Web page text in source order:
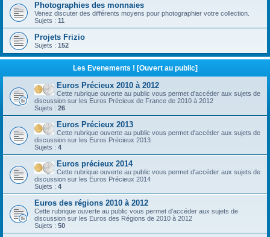
Photographies des monnaies
Venez discuter des différents moyens pour photographier votre collection.
Sujets : 11
Projets Frizio
Sujets : 152
Les Evenements ! [Ouvert au public]
Euros Précieux 2010 à 2012
Cette rubrique ouverte au public vous permet d'accéder aux sujets de
discussion sur les Euros Précieux de France de 2010 à 2012
Sujets : 26
Euros Précieux 2013
Cette rubrique ouverte au public vous permet d'accéder aux sujets de
discussion sur les Euros Précieux 2013
Sujets : 4
Euros précieux 2014
Cette rubrique ouverte au public vous permet d'accéder aux sujets de
discussion sur les Euros Précieux 2014
Sujets : 4
Euros des régions 2010 à 2012
Cette rubrique ouverte au public vous permet d'accéder aux sujets de
discussion sur les Euros des Régions de 2010 à 2012
Sujets : 50